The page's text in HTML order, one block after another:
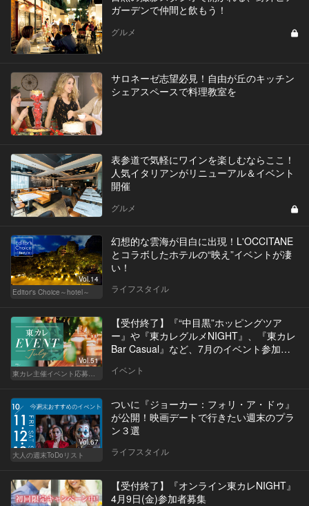
ガーデンで仲間と飲もう！
グルメ
サロネーゼ志望必見！自由が丘のキッチン
シェアスペースで料理教室を
表参道で気軽にワインを楽しむならここ！
人気イタリアンがリニューアル＆イベント
開催
グルメ
Vol.14
Editor's Choice～hotel～
幻想的な雲海が目白に出現！L'OCCITANE
とコラボしたホテルの“映え”イベントが凄
い！
ライフスタイル
Vol.51
【受付終了】『“中目黒”ホッピングツア
ー』や『東カレグルメNIGHT』、『東カレ
Bar Casual』など、7月のイベント参加者
イベント
Vol.67
大人の週末ToDoリスト
ついに『ジョーカー：フォリ・ア・ドゥ』
が公開！映画デートで行きたい週末のプラ
ン３選
ライフスタイル
【受付終了】『オンライン東カレNIGHT』
4月9日(金)参加者募集